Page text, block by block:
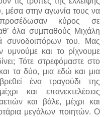
μέσα στην αγωνία τους να
κύρος σε
όλα συμπαθούς Μιχάλη
συνοδοιπόρων του. Μας
υμνούμε και το ρίχνουμε
Τότε στρεφόμαστε στο
τα δύο, μια εδώ και μια
ένα τραγούδι της
και επανεκτελέσεις
και βάλε, μέχρι και
μεγάλων ποιητών.Ο